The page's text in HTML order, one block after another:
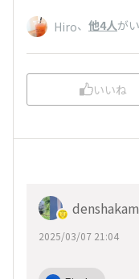
Hiro、 他4人が
いいね
2025/03/07 21:04